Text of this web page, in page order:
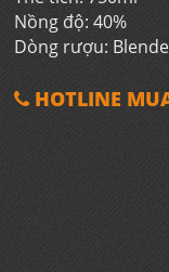
Nồng độ: 40%
Dòng rượu:
HOTLINE